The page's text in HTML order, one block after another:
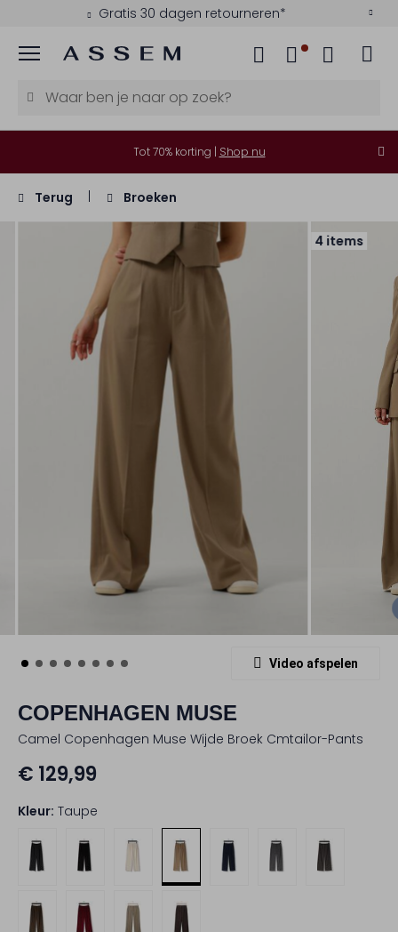
Gratis 30 dagen retourneren*
Menu
Tot 70% korting | Shop nu
Terug Broeken
4 items
Video afspelen
COPENHAGEN MUSE
Camel Copenhagen Muse Wijde Broek Cmtailor-Pants
€ 129,99
Kleur: Taupe